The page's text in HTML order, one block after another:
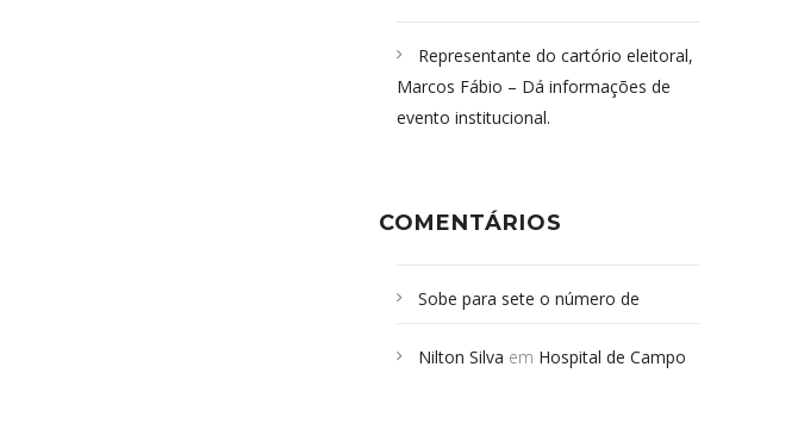
Representante do cartório eleitoral,
Marcos Fábio – Dá informações de
evento institucional.
COMENTÁRIOS
Sobe para sete o número de
desabamento em São Paulo - Revista
Nilton Silva em Hospital de Campo